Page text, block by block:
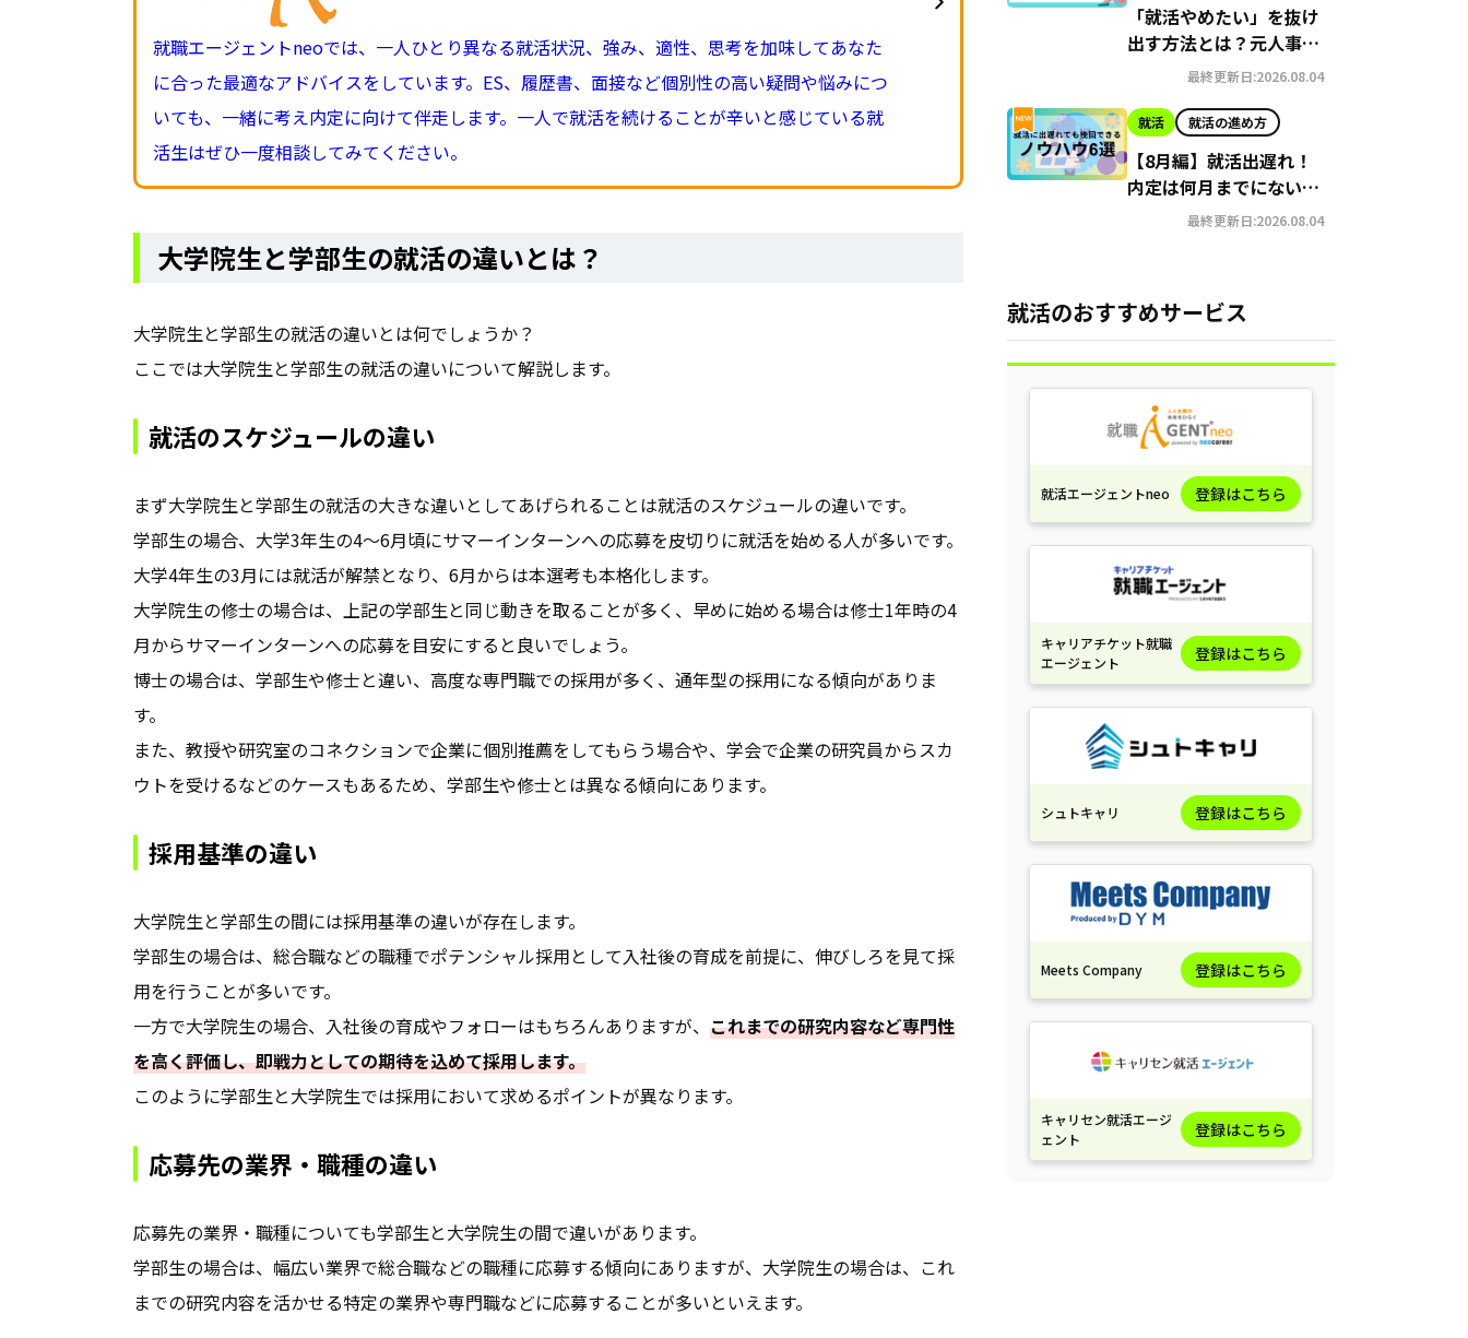
就職エージェントneoでは、一人ひとり異なる就活状況、強み、適性、思考を加味してあなた
に合った最適なアドバイスをしています。ES、履歴書、面接など個別性の高い疑問や悩みにつ
いても、一緒に考え内定に向けて伴走します。一人で就活を続けることが辛いと感じている就
活生はぜひ一度相談してみてください。
大学院生と学部生の就活の違いとは？
大学院生と学部生の就活の違いとは何でしょうか？
ここでは大学院生と学部生の就活の違いについて解説します。
就活のスケジュールの違い
まず大学院生と学部生の就活の大きな違いとしてあげられることは就活のスケジュールの違いです。
学部生の場合、大学3年生の4～6月頃にサマーインターンへの応募を皮切りに就活を始める人が多いです。
大学4年生の3月には就活が解禁となり、6月からは本選考も本格化します。
大学院生の修士の場合は、上記の学部生と同じ動きを取ることが多く、早めに始める場合は修士1年時の4
月からサマーインターンへの応募を目安にすると良いでしょう。
博士の場合は、学部生や修士と違い、高度な専門職での採用が多く、通年型の採用になる傾向がありま
す。
また、教授や研究室のコネクションで企業に個別推薦をしてもらう場合や、学会で企業の研究員からスカ
ウトを受けるなどのケースもあるため、学部生や修士とは異なる傾向にあります。
採用基準の違い
大学院生と学部生の間には採用基準の違いが存在します。
学部生の場合は、総合職などの職種でポテンシャル採用として入社後の育成を前提に、伸びしろを見て採
用を行うことが多いです。
一方で大学院生の場合、入社後の育成やフォローはもちろんありますが、 これまでの研究内容など専門性
を高く評価し、即戦力としての期待を込めて採用します。
このように学部生と大学院生では採用において求めるポイントが異なります。
応募先の業界・職種の違い
応募先の業界・職種についても学部生と大学院生の間で違いがあります。
学部生の場合は、幅広い業界で総合職などの職種に応募する傾向にありますが、大学院生の場合は、これ
までの研究内容を活かせる特定の業界や専門職などに応募することが多いといえます。
「就活やめたい」を抜け
出す方法とは？元人事が
徹底解説最終更新日:2026.08.04
就活 就活の進め方
【8月編】就活出遅れ！
内定は何月までにないと
やばい？今からでも挽回
最終更新日:2026.08.04
就活のおすすめサービス
就活エージェントneo 登録はこちら
キャリアチケット就職
エージェント
登録はこちら
シュトキャリ 登録はこちら
Meets Company 登録はこちら
キャリセン就活エージ
ェント
登録はこちら